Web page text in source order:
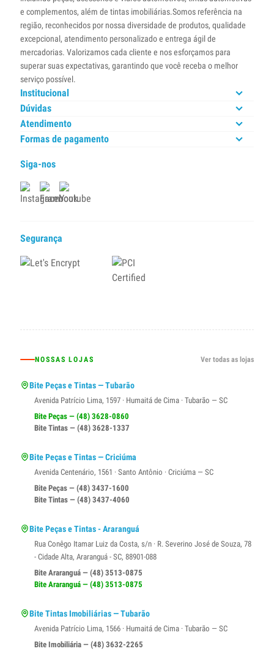
e complementos, além de tintas imobiliárias.Somos referência na
região, reconhecidos por nossa diversidade de produtos, qualidade
excepcional, atendimento personalizado e entrega ágil de
mercadorias. Valorizamos cada cliente e nos esforçamos para
superar suas expectativas, garantindo que você receba o melhor
serviço possível.
Institucional
Dúvidas
Atendimento
Formas de pagamento
Siga-nos
Segurança
NOSSAS LOJAS Ver todas as lojas
Bite Peças e Tintas — Tubarão
Avenida Patrício Lima, 1597 · Humaitá de Cima · Tubarão — SC
Bite Peças — (48) 3628-0860
Bite Tintas — (48) 3628-1337
Bite Peças e Tintas — Criciúma
Avenida Centenário, 1561 · Santo Antônio · Criciúma — SC
Bite Peças — (48) 3437-1600
Bite Tintas — (48) 3437-4060
Bite Peças e Tintas - Araranguá
Rua Conêgo Itamar Luiz da Costa, s/n · R. Severino José de Souza, 78
- Cidade Alta, Araranguá - SC, 88901-088
Bite Araranguá — (48) 3513-0875
Bite Araranguá — (48) 3513-0875
Bite Tintas Imobiliárias — Tubarão
Avenida Patrício Lima, 1566 · Humaitá de Cima · Tubarão — SC
Bite Imobiliária — (48) 3632-2265